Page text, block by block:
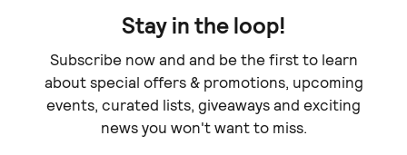
Stay in the loop!
Subscribe now and and be the first to learn
about special offers & promotions, upcoming
events, curated lists, giveaways and exciting
news you won't want to miss.